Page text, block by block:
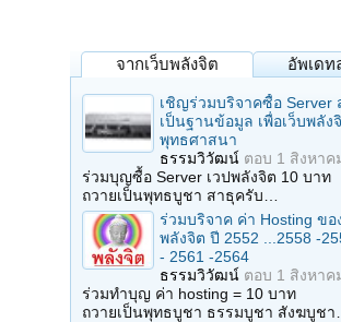
จากเว็บพลังจิต อัพเดท
เชิญร่วมบริจาคซื้อ Server
เป็นฐานข้อมูล เพื่อเว็บพลัง
พุทธศาสนา
ธรรมวิวัฒน์ ตอบ 1 สิงหาค
ร่วมบุญซื้อ Server เวปพลังจิต 10 บาท
ถวายเป็นพุทธบูชา สาธุครับ…
ร่วมบริจาค ค่า Hosting ขอ
พลังจิต ปี 2552 ...2558 -
- 2561 -2564
ธรรมวิวัฒน์ ตอบ 1 สิงหาค
ร่วมทำบุญ ค่า hosting = 10 บาท
ถวายเป็นพุทธบูชา ธรรมบูชา สังฆบูชา…